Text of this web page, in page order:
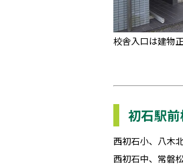
校舎入口は建物
初石駅
西初石小、八木
西初石中、常磐